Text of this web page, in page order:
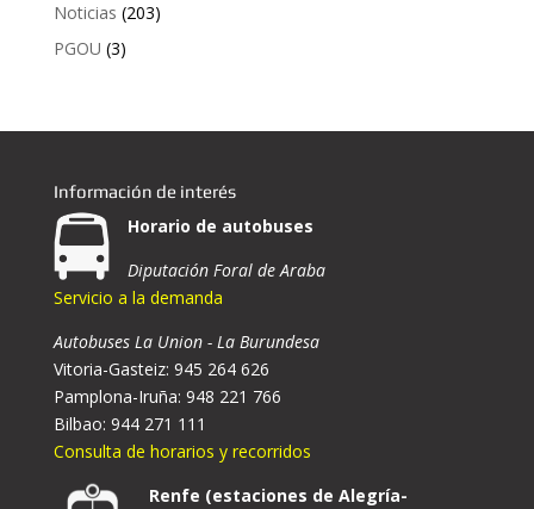
Noticias (203)
PGOU (3)
Información de interés
Horario de autobuses
Diputación Foral de Araba
Servicio a la demanda
Autobuses La Union - La Burundesa
Vitoria-Gasteiz: 945 264 626
Pamplona-Iruña: 948 221 766
Bilbao: 944 271 111
Consulta de horarios y recorridos
Renfe (estaciones de Alegría-